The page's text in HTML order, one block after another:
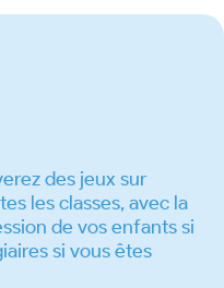
des jeux sur
les classes, avec la
de vos enfants si
si vous êtes